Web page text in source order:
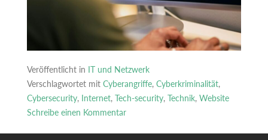
Veröffentlicht in IT und Netzwerk
Verschlagwortet mit Cyberangriffe, Cyberkriminalität,
Cybersecurity, Internet, Tech-security, Technik, Website
Schreibe einen Kommentar